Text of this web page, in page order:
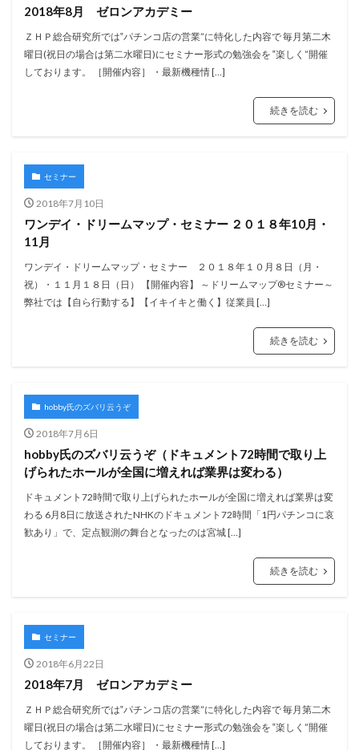
2018年8月 ゼロンアカデミー
ＺＨＰ総合研究所では‟パチンコ店の営業”に特化した内容で 毎月第二木
曜日(祝日の場合は第二水曜日)にセミナー形式の勉強会を ‟楽しく”開催
しております。 ［開催内容］ ・最新機種情 […]
続きを読む
セミナー
2018年7月10日
ワンデイ・ドリームマップ・セミナー ２０１８年10月・
11月
ワンデイ・ドリームマップ・セミナー ２０１８年１０月８日（月・
祝）・１１月１８日（日） 【開催内容】 ～ドリームマップ®セミナー～
弊社では【自ら行動する】【イキイキと働く】従業員 […]
続きを読む
hobby氏のズバリ云うぞ
2018年7月6日
hobby氏のズバリ云うぞ（ドキュメント72時間で取り上
げられたホールが全国に増えれば業界は変わる）
ドキュメント72時間で取り上げられたホールが全国に増えれば業界は変
わる 6月8日に放送されたNHKのドキュメント72時間「1円パチンコに哀
歓あり」で、定点観測の舞台となったのは宮城 […]
続きを読む
セミナー
2018年6月22日
2018年7月 ゼロンアカデミー
ＺＨＰ総合研究所では‟パチンコ店の営業”に特化した内容で 毎月第二木
曜日(祝日の場合は第二水曜日)にセミナー形式の勉強会を ‟楽しく”開催
しております。 ［開催内容］ ・最新機種情 […]